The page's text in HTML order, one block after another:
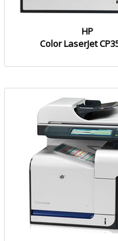
HP
Color LaserJet